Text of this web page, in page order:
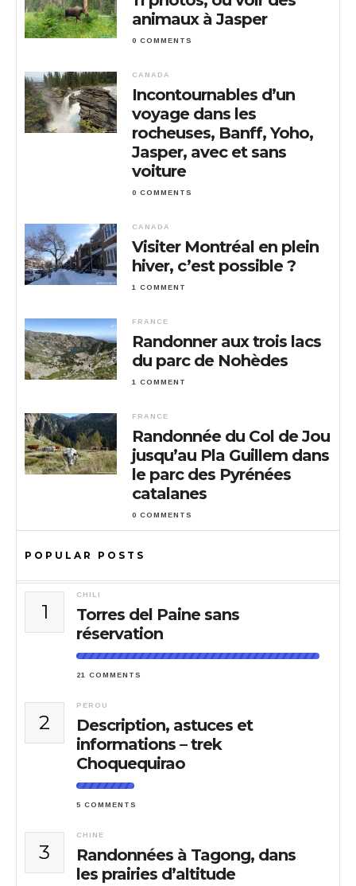
animaux à Jasper
0 COMMENTS
CANADA
Incontournables d’un
voyage dans les
rocheuses, Banff, Yoho,
Jasper, avec et sans
voiture
0 COMMENTS
CANADA
Visiter Montréal en plein
hiver, c’est possible ?
1 COMMENT
FRANCE
Randonner aux trois lacs
du parc de Nohèdes
1 COMMENT
FRANCE
Randonnée du Col de Jou
jusqu’au Pla Guillem dans
le parc des Pyrénées
catalanes
0 COMMENTS
POPULAR POSTS
1
CHILI
Torres del Paine sans
réservation
21 COMMENTS
2
PEROU
Description, astuces et
informations – trek
Choquequirao
5 COMMENTS
3
CHINE
Randonnées à Tagong, dans
les prairies d’altitude